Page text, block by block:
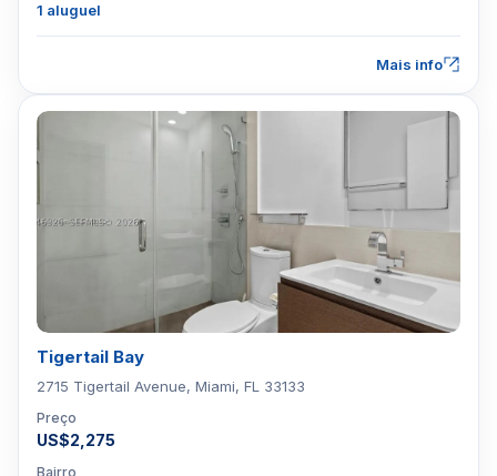
1 aluguel
Mais info
Tigertail Bay
2715 Tigertail Avenue, Miami, FL 33133
Preço
US$2,275
Bairro